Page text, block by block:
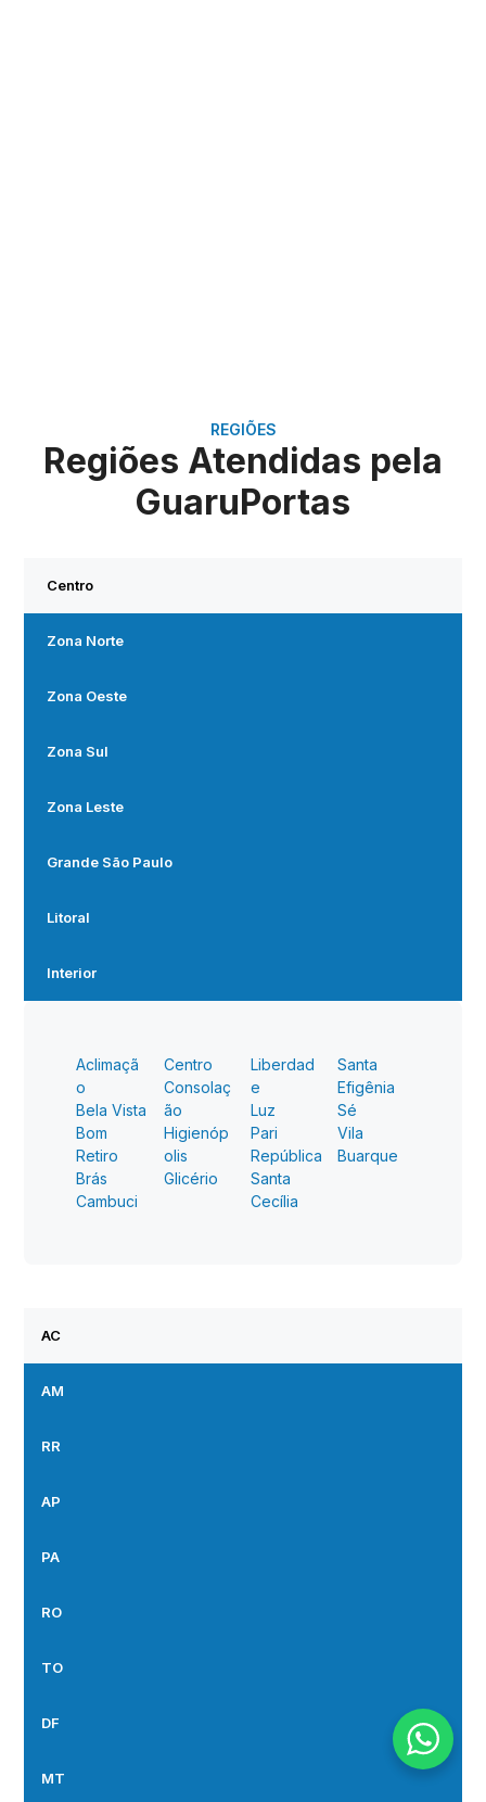
REGIÕES
Regiões Atendidas pela
GuaruPortas
Centro
Zona Norte
Zona Oeste
Zona Sul
Zona Leste
Grande São Paulo
Litoral
Interior
Aclimaçã
o
Bela Vista
Bom
Retiro
Brás
Cambuci
Centro
Consolaç
ão
Higienóp
olis
Glicério
Liberdad
e
Luz
Pari
República
Santa
Cecília
Santa
Efigênia
Sé
Vila
Buarque
AC
AM
RR
AP
PA
RO
TO
DF
MT